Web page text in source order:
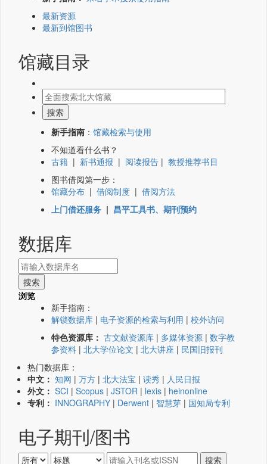
最新资源
最新到馆图书
馆藏目录
新手指南 ： 馆藏检索与使用
不知道看什么书？
古籍 | 新书通报 | 阅读报告 | 教授推荐书目
图书借阅第一步：
馆藏分布 | 借阅制度 | 借阅方法
上门借还服务 | 昌平工具书、期刊预约
数据库
浏览
新手指南：
解锁数据库 | 电子资源的检索与利用 | 校外访问
特色资源库： 古文献资源库 | 多媒体资源 | 数字教
参资料 | 北大学位论文 | 北大讲座 | 民国旧报刊
热门数据库：
中文： 知网 | 万方 | 北大法宝 | 读秀 | 人民日报
外文： SCI | Scopus | JSTOR | lexis | heinonline
专利： INNOGRAPHY | Derwent | 智慧芽 | 国知局专利
电子期刊/图书